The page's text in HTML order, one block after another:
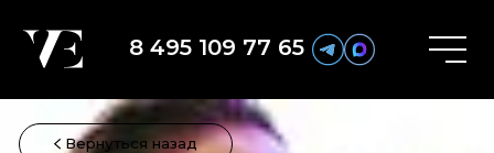
8 495 109 77 65
Вернуться назад